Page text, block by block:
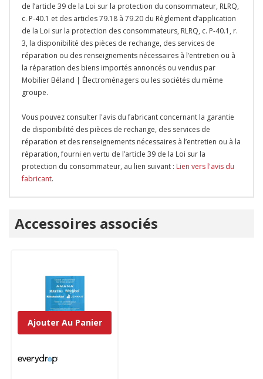
de l’article 39 de la Loi sur la protection du consommateur, RLRQ,
c. P-40.1 et des articles 79.18 à 79.20 du Règlement d’application
de la Loi sur la protection des consommateurs, RLRQ, c. P-40.1, r.
3, la disponibilité des pièces de rechange, des services de
réparation ou des renseignements nécessaires à l’entretien ou à
la réparation des biens importés annoncés ou vendus par
Mobilier Béland | Électroménagers ou les sociétés du même
groupe.
Vous pouvez consulter l'avis du fabricant concernant la garantie
de disponibilité des pièces de rechange, des services de
réparation et des renseignements nécessaires à l’entretien ou à la
réparation, fourni en vertu de l’article 39 de la Loi sur la
protection du consommateur, au lien suivant : Lien vers l'avis du
fabricant.
personnalisé
Accessoires associés
Ajouter Au Panier